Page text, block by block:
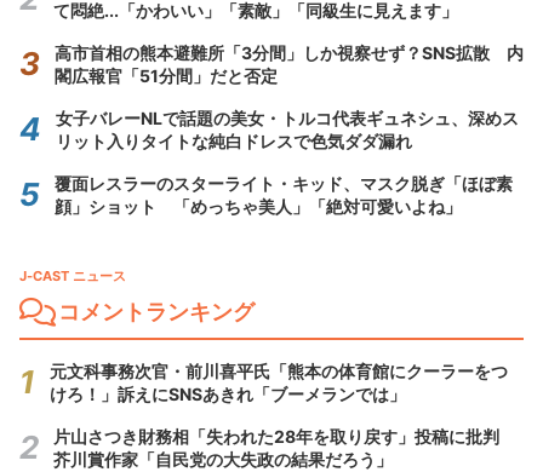
て悶絶...「かわいい」「素敵」「同級生に見えます」
高市首相の熊本避難所「3分間」しか視察せず？SNS拡散 内
閣広報官「51分間」だと否定
女子バレーNLで話題の美女・トルコ代表ギュネシュ、深めス
リット入りタイトな純白ドレスで色気ダダ漏れ
覆面レスラーのスターライト・キッド、マスク脱ぎ「ほぼ素
顔」ショット 「めっちゃ美人」「絶対可愛いよね」
J-CAST ニュース
コメントランキング
元文科事務次官・前川喜平氏「熊本の体育館にクーラーをつ
けろ！」訴えにSNSあきれ「ブーメランでは」
片山さつき財務相「失われた28年を取り戻す」投稿に批判
芥川賞作家「自民党の大失政の結果だろう」